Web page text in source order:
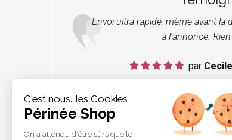
Envoi ultra rapide, même avant
à l'annonce.
par
LIRE TOUS LES
C'est nous...les Cookies
Périnée Shop
On a attendu d'être sûrs que le